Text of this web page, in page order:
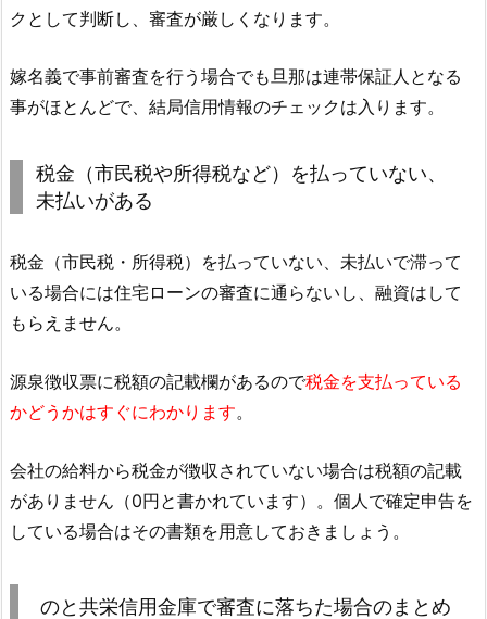
クとして判断し、審査が厳しくなります。
嫁名義で事前審査を行う場合でも旦那は連帯保証人となる
事がほとんどで、結局信用情報のチェックは入ります。
税金（市民税や所得税など）を払っていない、
未払いがある
税金（市民税・所得税）を払っていない、未払いで滞って
いる場合には住宅ローンの審査に通らないし、融資はして
もらえません。
源泉徴収票に税額の記載欄があるので税金を支払っている
かどうかはすぐにわかります。
会社の給料から税金が徴収されていない場合は税額の記載
がありません（0円と書かれています）。個人で確定申告を
している場合はその書類を用意しておきましょう。
のと共栄信用金庫で審査に落ちた場合のまとめ